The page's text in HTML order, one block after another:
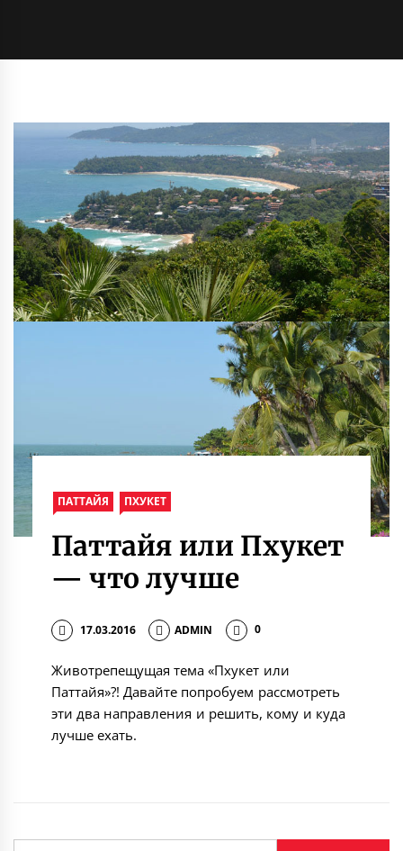
ПАТТАЙЯ ПХУКЕТ
Паттайя или Пхукет
— что лучше
17.03.2016 ADMIN 0
Животрепещущая тема «Пхукет или
Паттайя»?! Давайте попробуем рассмотреть
эти два направления и решить, кому и куда
лучше ехать.